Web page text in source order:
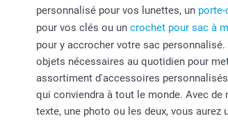
personnalisé pour vos lunettes, un porte-
pour vos clés ou un crochet pour sac à
pour y accrocher votre sac
objets nécessaires au quotidien pour
assortiment d'accessoires
qui conviendra à tout le monde. Avec
texte, une photo ou les deux, vous